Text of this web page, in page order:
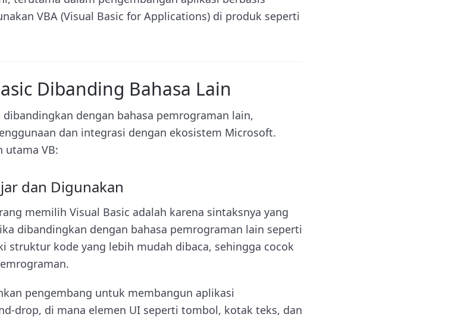
VBA (Visual Basic for Applications) di produk seperti
Dibanding Bahasa Lain
dengan bahasa pemrograman lain,
dan integrasi dengan ekosistem Microsoft.
utama VB:
dan Digunakan
memilih Visual Basic adalah karena sintaksnya yang
dibandingkan dengan bahasa pemrograman lain seperti
struktur kode yang lebih mudah dibaca, sehingga cocok
pengembang untuk membangun aplikasi
drop, di mana elemen UI seperti tombol, kotak teks, dan